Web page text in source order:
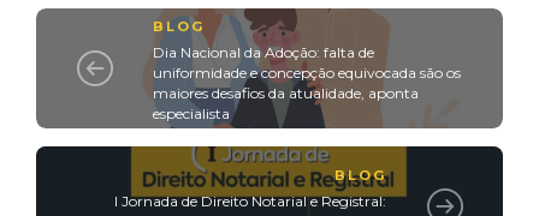
BLOG
Dia Nacional da Adoção: falta de
uniformidade e concepção equivocada são os
maiores desafios da atualidade, aponta
especialista
BLOG
I Jornada de Direito Notarial e Registral: